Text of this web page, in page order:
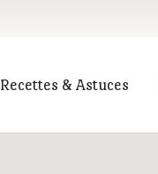
Recettes & Astuces